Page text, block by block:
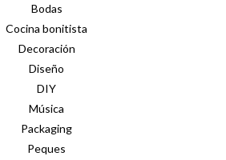
Bodas
Cocina bonitista
Decoración
Diseño
DIY
Música
Packaging
Peques